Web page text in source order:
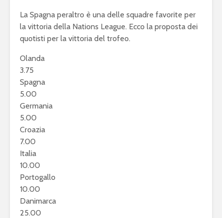
La Spagna peraltro è una delle squadre favorite per
la vittoria della Nations League. Ecco la proposta dei
quotisti per la vittoria del trofeo.
Olanda
3.75
Spagna
5.00
Germania
5.00
Croazia
7.00
Italia
10.00
Portogallo
10.00
Danimarca
25.00